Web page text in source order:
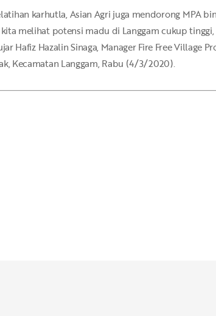
karhutla, Asian Agri juga mendorong MPA
melihat potensi madu di Langgam cukup
Hafiz Hazalin Sinaga, Manager Fire Free Village
Kecamatan Langgam, Rabu (4/3/2020).